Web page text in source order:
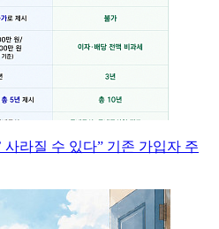
사라질 수 있다” 기존 가입자 주